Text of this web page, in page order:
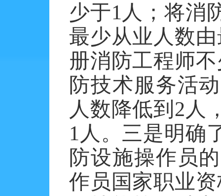
少于1 人 ； 将消
最少从业人数
册消防工程师
防技术服务活
人数降低到 2 人
1 人。 三是明确
防设施操作员
作员国家职业